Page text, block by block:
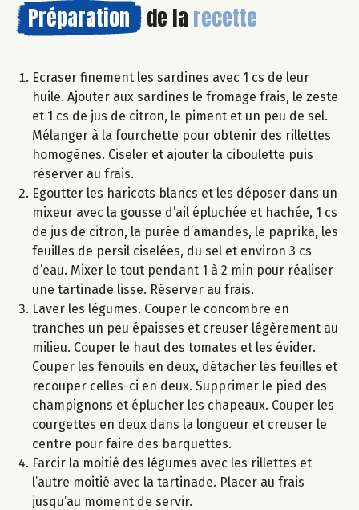
Préparation de la recette
Ecraser finement les sardines avec 1 cs de leur
huile. Ajouter aux sardines le fromage frais, le zeste
et 1 cs de jus de citron, le piment et un peu de sel.
Mélanger à la fourchette pour obtenir des rillettes
homogènes. Ciseler et ajouter la ciboulette puis
réserver au frais.
Egoutter les haricots blancs et les déposer dans un
mixeur avec la gousse d’ail épluchée et hachée, 1 cs
de jus de citron, la purée d’amandes, le paprika, les
feuilles de persil ciselées, du sel et environ 3 cs
d’eau. Mixer le tout pendant 1 à 2 min pour réaliser
une tartinade lisse. Réserver au frais.
Laver les légumes. Couper le concombre en
tranches un peu épaisses et creuser légèrement au
milieu. Couper le haut des tomates et les évider.
Couper les fenouils en deux, détacher les feuilles et
recouper celles-ci en deux. Supprimer le pied des
champignons et éplucher les chapeaux. Couper les
courgettes en deux dans la longueur et creuser le
centre pour faire des barquettes.
Farcir la moitié des légumes avec les rillettes et
l’autre moitié avec la tartinade. Placer au frais
jusqu’au moment de servir.